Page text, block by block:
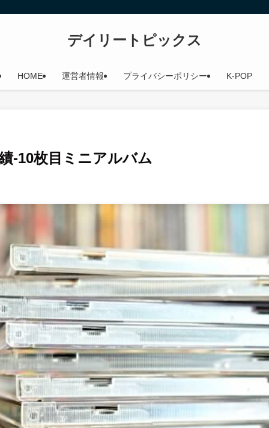
デイリートピックス
HOME 運営者情報 プライバシーポリシー K-POP
-10枚目ミニアルバム